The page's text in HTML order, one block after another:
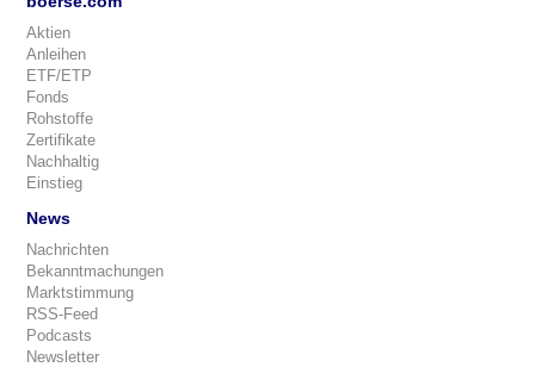
Aktien
Anleihen
ETF/ETP
Fonds
Rohstoffe
Zertifikate
Nachhaltig
Einstieg
News
Nachrichten
Bekanntmachungen
Marktstimmung
RSS-Feed
Podcasts
Newsletter